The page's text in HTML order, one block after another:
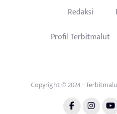
Redaksi
Profil Terbitmalut
Copyright © 2024 -